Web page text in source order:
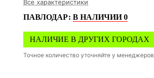
Все характеристики
ПАВЛОДАР: В НАЛИЧИИ0
НАЛИЧИЕ В ДРУГИХ ГОРОДАХ
Точное количество уточняйте у менеджеров